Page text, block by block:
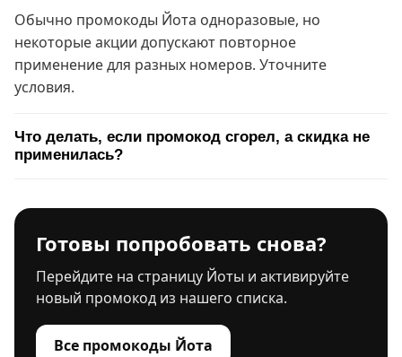
Обычно промокоды Йота одноразовые, но
некоторые акции допускают повторное
применение для разных номеров. Уточните
условия.
Что делать, если промокод сгорел, а скидка не
применилась?
Готовы попробовать снова?
Перейдите на страницу Йоты и активируйте
новый промокод из нашего списка.
Все промокоды Йота